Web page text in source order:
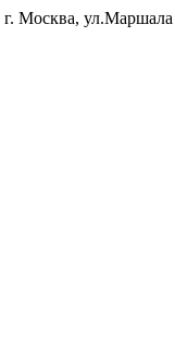
г. Москва,